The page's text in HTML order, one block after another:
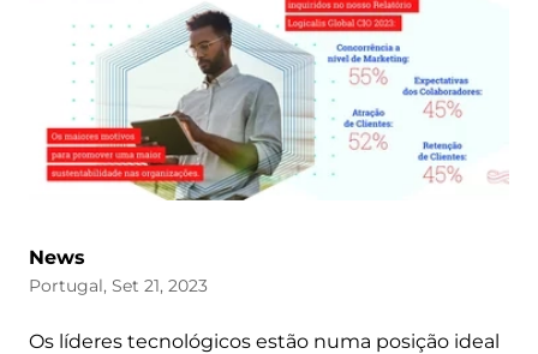
News
Portugal, Set 21, 2023
Os líderes tecnológicos estão numa posição ideal